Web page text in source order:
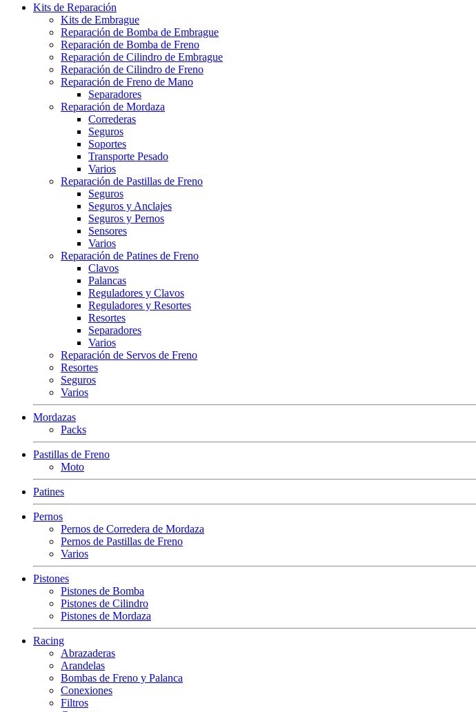
Kits de Reparación
Kits de Embrague
Reparación de Bomba de Embrague
Reparación de Bomba de Freno
Reparación de Cilindro de Embrague
Reparación de Cilindro de Freno
Reparación de Freno de Mano
Separadores
Reparación de Mordaza
Correderas
Seguros
Soportes
Transporte Pesado
Varios
Reparación de Pastillas de Freno
Seguros
Seguros y Anclajes
Seguros y Pernos
Sensores
Varios
Reparación de Patines de Freno
Clavos
Palancas
Reguladores y Clavos
Reguladores y Resortes
Resortes
Separadores
Varios
Reparación de Servos de Freno
Resortes
Seguros
Varios
Mordazas
Packs
Pastillas de Freno
Moto
Patines
Pernos
Pernos de Corredera de Mordaza
Pernos de Pastillas de Freno
Varios
Pistones
Pistones de Bomba
Pistones de Cilindro
Pistones de Mordaza
Racing
Abrazaderas
Arandelas
Bombas de Freno y Palanca
Conexiones
Filtros